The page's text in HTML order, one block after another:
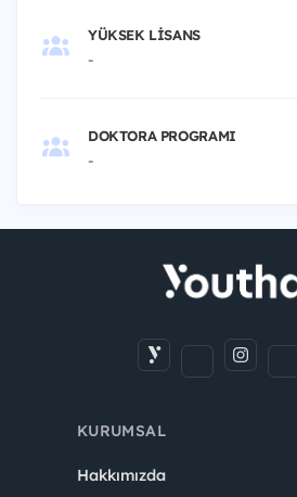
YÜKSEK LISANS
-
DOKTORA PROGRAMI
-
KURUMSAL
Hakkımızda